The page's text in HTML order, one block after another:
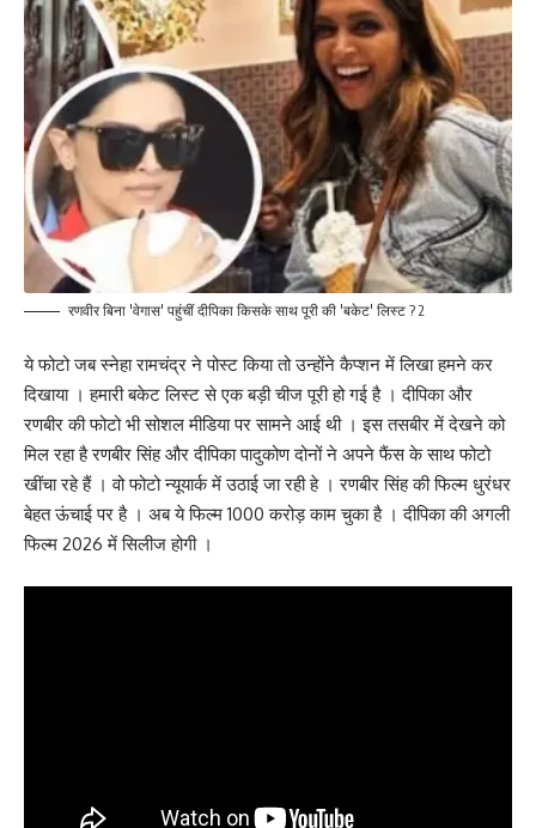
रणवीर बिना 'वेगास' पहुंचीं दीपिका किसके साथ पूरी की 'बकेट' लिस्ट ? 2
ये फोटो जब स्नेहा रामचंद्र ने पोस्ट किया तो उन्होंने कैप्शन में लिखा हमने कर
दिखाया । हमारी बकेट लिस्ट से एक बड़ी चीज पूरी हो गई है । दीपिका और
रणबीर की फोटो भी सोशल मीडिया पर सामने आई थी । इस तसबीर में देखने को
मिल रहा है रणबीर सिंह और दीपिका पादुकोण दोनों ने अपने फैंस के साथ फोटो
खींचा रहे हैं । वो फोटो न्यूयार्क में उठाई जा रही हे । रणबीर सिंह की फिल्म धुरंधर
बेहत ऊंचाई पर है । अब ये फिल्म 1000 करोड़ काम चुका है । दीपिका की अगली
फिल्म 2026 में सिलीज होगी ।